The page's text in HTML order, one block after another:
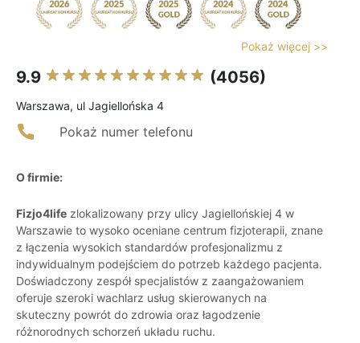
Pokaż więcej >>
9.9 (4056)
Warszawa, ul Jagiellońska 4
Pokaż numer telefonu
O firmie:
Fizjo4life zlokalizowany przy ulicy Jagiellońskiej 4 w
Warszawie to wysoko oceniane centrum fizjoterapii, znane
z łączenia wysokich standardów profesjonalizmu z
indywidualnym podejściem do potrzeb każdego pacjenta.
Doświadczony zespół specjalistów z zaangażowaniem
oferuje szeroki wachlarz usług skierowanych na
skuteczny powrót do zdrowia oraz łagodzenie
różnorodnych schorzeń układu ruchu.